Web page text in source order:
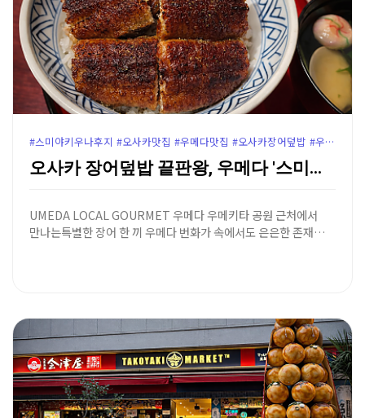
#스미야키우나후지 #오사카맛집 #우메다맛집 #오사카장어덮밥 #우메다장어덮밥 #오사카히츠마부시 #우메키타공원맛집 #오사카로컬맛집 #오사카고급맛집 #우메다우나후지 #오사카여행코스
오사카 장어덮밥 끝판왕, 우메다 '스미야키 우나후지' …
UMEDA LOCAL GOURMET 우메다 우메키타 공원 근처에서
만나는특별한 장어 한 끼 우메다 번화가 속에서도 은은한 존재…